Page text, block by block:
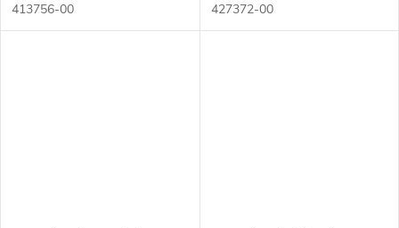
413756-00
427372-00